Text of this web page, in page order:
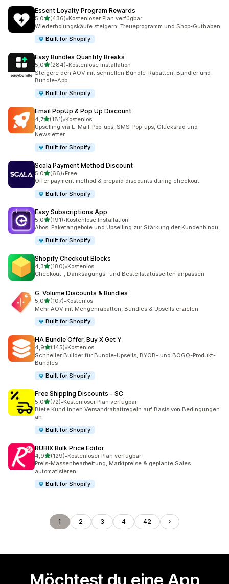
Essent Loyalty Program Rewards
5,0von 5 Sternen
(436)
436 Rezensionen insgesamt
•Kostenloser Plan verfügbar
Wiederholungskäufe steigern: Treueprogramm und Shop-Guthaben
Built for Shopify
Easy Bundles Quantity Breaks
5,0von 5 Sternen
(284)
284 Rezensionen insgesamt
•Kostenlose Installation
Steigere den AOV mit schnellen Bundle-Rabatten, Bundler und
Bundle-App
Built for Shopify
Email PopUp & Pop Up Discount
4,7von 5 Sternen
(181)
181 Rezensionen insgesamt
•Kostenlos
Upselling via E-Mail-Pop-ups, SMS-Pop-ups, Glücksrad und
Newsletter
Built for Shopify
Scala Payment Method Discount
5,0von 5 Sternen
(66)
66 Rezensionen insgesamt
•Free
Offer payment method & prepaid discounts during checkout
Built for Shopify
Easy Subscriptions App
5,0von 5 Sternen
(191)
191 Rezensionen insgesamt
•Kostenlose Installation
Abos, Paketangebote und Upselling zur Stärkung der Kundenbindu
Built for Shopify
Shopify Checkout Blocks
4,3von 5 Sternen
(180)
180 Rezensionen insgesamt
•Kostenlos
Checkout-, Danksagungs- und Bestellstatusseiten anpassen
G: Volume Discounts & Bundles
5,0von 5 Sternen
(107)
107 Rezensionen insgesamt
•Kostenlos
Mehr AOV mit Mengenrabatten, Bundles & Upsells erzielen
Built for Shopify
HA Bundle Offer, Buy X Get Y
4,9von 5 Sternen
(145)
145 Rezensionen insgesamt
•Kostenlos
Schneller Builder für Bundle-Upsells, BYOB- und BOGO-Produkt-
Bundles
Built for Shopify
Free Shipping Discounts ‑ SC
5,0von 5 Sternen
(72)
72 Rezensionen insgesamt
•Kostenloser Plan verfügbar
Biete Kund:innen Versandrabattregeln auf Basis von Bedingungen
an
Built for Shopify
RUBIX Bulk Price Editor
4,9von 5 Sternen
(129)
129 Rezensionen insgesamt
•Kostenloser Plan verfügbar
Preis-Massenbearbeitung, Marktpreise & geplante Sales
automatisieren
Built for Shopify
1 2 3 4 42
Möchtest du eine App